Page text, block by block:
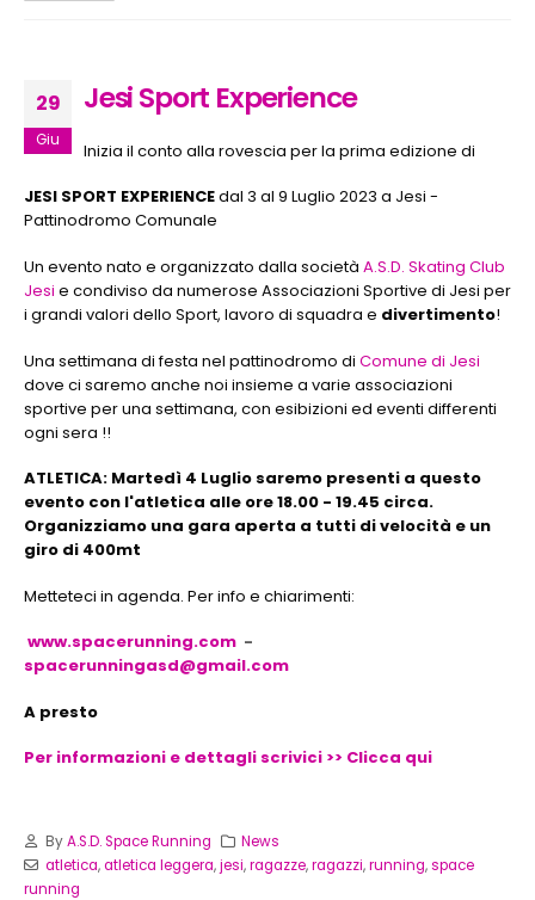
29
Giu
Jesi Sport Experience
Inizia il conto alla rovescia per la prima edizione di
JESI SPORT EXPERIENCEdal 3 al 9 Luglio 2023 a Jesi -
Pattinodromo Comunale
Un evento nato e organizzato dalla società A.S.D. Skating Club
Jesi e condiviso da numerose Associazioni Sportive di Jesi per
i grandi valori dello Sport, lavoro di squadra e divertimento!
Una settimana di festa nel pattinodromo di Comune di Jesi
dove ci saremo anche noi insieme a varie associazioni
sportive per una settimana, con esibizioni ed eventi differenti
ogni sera !!
ATLETICA: Martedì 4 Luglio saremo presenti a questo
evento con l'atletica alle ore 18.00 - 19.45 circa.
Organizziamo una gara aperta a tutti di velocità e un
giro di 400mt
Metteteci in agenda. Per info e chiarimenti:
www.spacerunning.com -
spacerunningasd@gmail.com
A presto
Per informazioni e dettagli scrivici >> Clicca qui
ByA.S.D. Space Running
News
atletica,atletica leggera,jesi,ragazze,ragazzi,running,space
running